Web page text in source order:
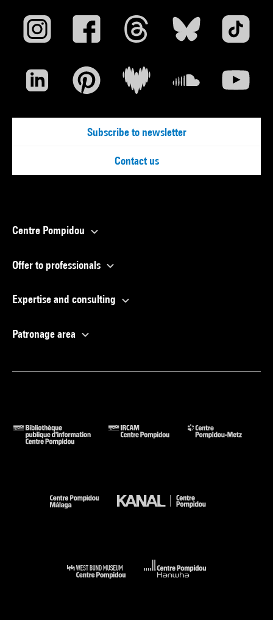
Subscribe to newsletter
Contact us
Centre Pompidou
Offer to professionals
Expertise and consulting
Patronage area